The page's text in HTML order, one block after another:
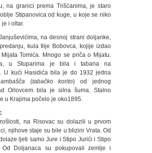
na granici prema Trišćanima, je staro
Stipanovica od kuge, u koje se niko
je i oltar.
na desnoj strani doljanke,
kula Ilije Bobovca, kojije izdao
Tomića. Mnogo se priča o Mijatu.
u Stuparima je bila i tabana na
U kući Hasidića bila je do 1932 jedna
(tabačko korito) od jednog
Orlovcem bila je silna šuma. Stalno
u Krajima počelo je oko1895.
na Risovac su dolazili u prvom
njihove staje su bile u blizini Vrata. Od
ljeti samo Jure i Stipo Jurići i Stipo
Od Doljanaca su pokupovali zemlje i